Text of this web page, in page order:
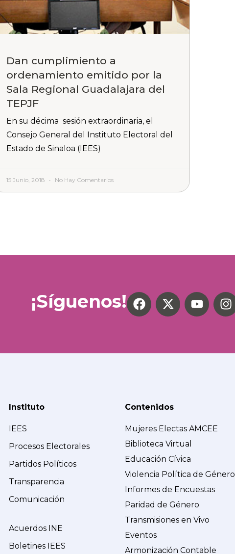
Dan cumplimiento a
ordenamiento emitido por la
Sala Regional Guadalajara del
TEPJF
En su décima sesión extraordinaria, el
Consejo General del Instituto Electoral del
Estado de Sinaloa (IEES)
15 Junio, 2018 No Hay Comentarios
¡Síguenos!
Instituto
IEES
Procesos Electorales
Partidos Políticos
Transparencia
Comunicación
Acuerdos INE
Boletines IEES
Contenidos
Mujeres Electas AMCEE
Biblioteca Virtual
Educación Cívica
Violencia Política de Género
Informes de Encuestas
Paridad de Género
Transmisiones en Vivo
Eventos
Armonización Contable